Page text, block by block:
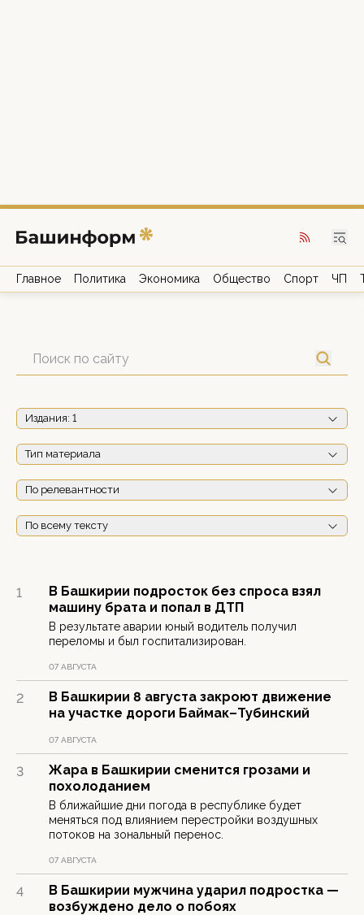
Главное Политика Экономика Общество Спорт ЧП
Издания: 1
Тип материала
По релевантности
По всему тексту
1
В Башкирии подросток без спроса взял
машину брата и попал в ДТП
В результате аварии юный водитель получил
переломы и был госпитализирован.
07 АВГУСТА
2
В Башкирии 8 августа закроют движение
на участке дороги Баймак–Тубинский
07 АВГУСТА
3
Жара в Башкирии сменится грозами и
похолоданием
В ближайшие дни погода в республике будет
меняться под влиянием перестройки воздушных
потоков на зональный перенос.
07 АВГУСТА
4
В Башкирии мужчина ударил подростка —
возбуждено дело о побоях